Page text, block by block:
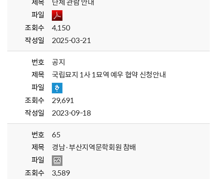
파일
조회수
4,150
작성일
2025-03-21
번호
공지
제목
국립묘지 1사 1묘역 예우 협약 신청안내
파일
조회수
29,691
작성일
2023-09-18
번호
65
제목
경남·부산지역문학회원 참배
파일
조회수
3,589